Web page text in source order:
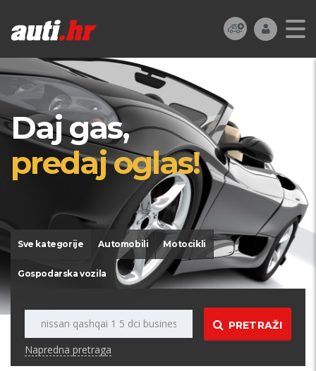
Daj gas,
predaj oglas!
Sve kategorije Automobili Motocikli
Gospodarska vozila
PRETRAŽI
Napredna pretraga